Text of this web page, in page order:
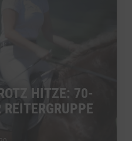
HITZE: 70-